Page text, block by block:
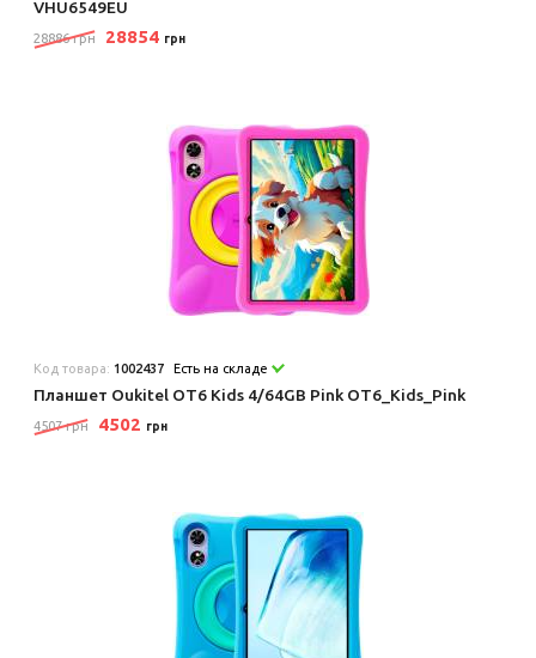
VHU6549EU
28886 грн 28854 грн
Код товара: 1002437 Есть на складе
Планшет Oukitel OT6 Kids 4/64GB Pink OT6_Kids_Pink
4507 грн 4502 грн